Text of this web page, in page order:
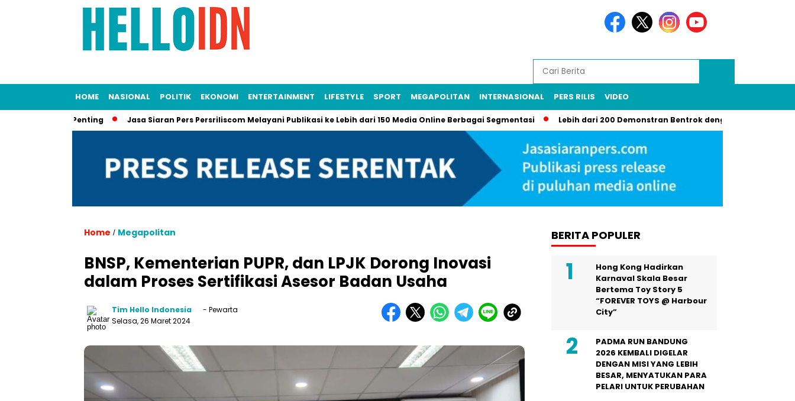
HOME NASIONAL POLITIK EKONOMI ENTERTAINMENT LIFESTYLE SPORT MEGAPOLITAN INTERNASIONAL PERS RILIS VIDEO
Jasa Siaran Pers Persriliscom Melayani Publikasi ke Lebih dari 150 Media Online Berbagai Segmentasi Lebih dari 200 Demonstran Bentrok dengan Garda Nasional di
Home / Megapolitan
BNSP, Kementerian PUPR, dan LPJK Dorong Inovasi
dalam Proses Sertifikasi Asesor Badan Usaha
Tim Hello Indonesia
- Pewarta
Selasa, 26 Maret 2024
BERITA POPULER
Hong Kong Hadirkan
Karnaval Skala Besar
Bertema Toy Story 5
“FOREVER TOYS @ Harbour
City”
PADMA RUN BANDUNG
2026 KEMBALI DIGELAR
DENGAN MISI YANG LEBIH
BESAR, MENYATUKAN PARA
PELARI UNTUK PERUBAHAN